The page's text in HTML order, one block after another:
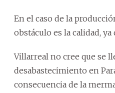
En el caso de la
obstáculo es la calidad,
Villarreal no cree que se
desabastecimiento en
consecuencia de la